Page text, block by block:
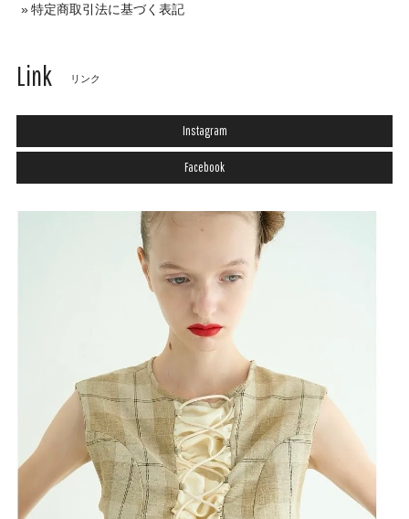
特定商取引法に基づく表記
Link リンク
Instagram
Facebook